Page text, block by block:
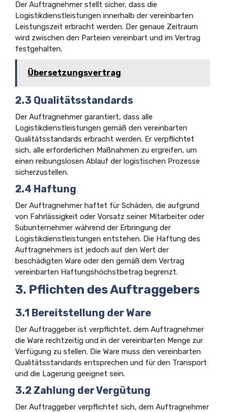
Der Auftragnehmer stellt sicher, dass die
Logistikdienstleistungen innerhalb der vereinbarten
Leistungszeit erbracht werden. Der genaue Zeitraum
wird zwischen den Parteien vereinbart und im Vertrag
festgehalten.
Übersetzungsvertrag
2.3 Qualitätsstandards
Der Auftragnehmer garantiert, dass alle
Logistikdienstleistungen gemäß den vereinbarten
Qualitätsstandards erbracht werden. Er verpflichtet
sich, alle erforderlichen Maßnahmen zu ergreifen, um
einen reibungslosen Ablauf der logistischen Prozesse
sicherzustellen.
2.4 Haftung
Der Auftragnehmer haftet für Schäden, die aufgrund
von Fahrlässigkeit oder Vorsatz seiner Mitarbeiter oder
Subunternehmer während der Erbringung der
Logistikdienstleistungen entstehen. Die Haftung des
Auftragnehmers ist jedoch auf den Wert der
beschädigten Ware oder den gemäß dem Vertrag
vereinbarten Haftungshöchstbetrag begrenzt.
3. Pflichten des Auftraggebers
3.1 Bereitstellung der Ware
Der Auftraggeber ist verpflichtet, dem Auftragnehmer
die Ware rechtzeitig und in der vereinbarten Menge zur
Verfügung zu stellen. Die Ware muss den vereinbarten
Qualitätsstandards entsprechen und für den Transport
und die Lagerung geeignet sein.
3.2 Zahlung der Vergütung
Der Auftraggeber verpflichtet sich, dem Auftragnehmer